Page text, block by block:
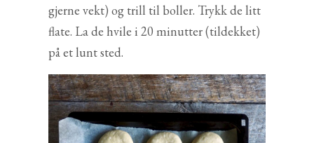
gjerne vekt) og trill til boller. Trykk de litt
flate. La de hvile i 20 minutter (tildekket)
på et lunt sted.